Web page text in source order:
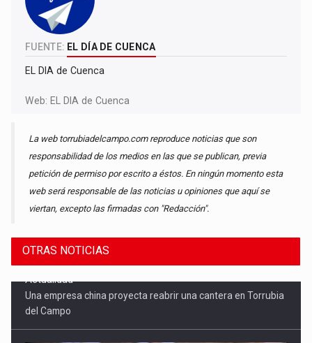
FUENTE: EL DÍA DE CUENCA
EL DIA de Cuenca
Web: EL DIA de Cuenca
La web torrubiadelcampo.com reproduce noticias que son
responsabilidad de los medios en las que se publican, previa
petición de permiso por escrito a éstos. En ningún momento esta
web será responsable de las noticias u opiniones que aquí se
viertan, excepto las firmadas con "Redacción".
OTRAS NOTICIAS